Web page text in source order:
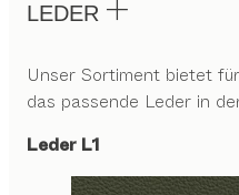
LEDER
Unser Sortiment bietet
das passende Leder in
Leder L1